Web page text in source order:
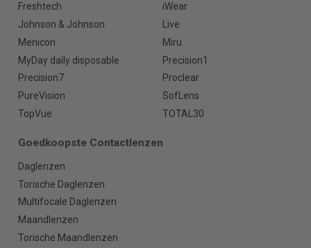
Freshtech
iWear
Johnson & Johnson
Live
Menicon
Miru
MyDay daily disposable
Precision1
Precision7
Proclear
PureVision
SofLens
TopVue
TOTAL30
Goedkoopste Contactlenzen
Daglenzen
Torische Daglenzen
Multifocale Daglenzen
Maandlenzen
Torische Maandlenzen